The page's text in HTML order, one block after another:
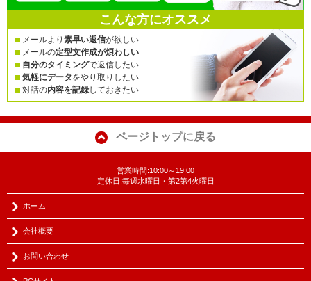
こんな方にオススメ
メールより 素早い返信が欲しい
メールの定型文作成が煩わしい
自分のタイミングで返信したい
気軽にデータをやり取りしたい
対話の内容を記録しておきたい
ページトップに戻る
営業時間:10:00～19:00
定休日:毎週水曜日・第2第4火曜日
ホーム
会社概要
お問い合わせ